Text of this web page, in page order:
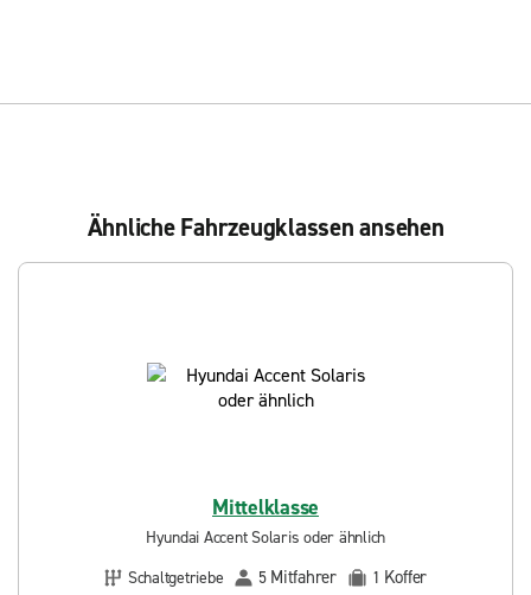
Ähnliche Fahrzeugklassen ansehen
Mittelklasse
Hyundai Accent Solaris oder ähnlich
Schaltgetriebe
5 Mitfahrer 1 Koffer